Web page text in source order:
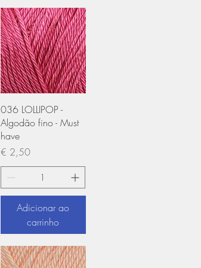
Visualização rápida
036 LOLLIPOP -
Algodão fino - Must
have
Preço
€ 2,50
Adicionar ao
carrinho